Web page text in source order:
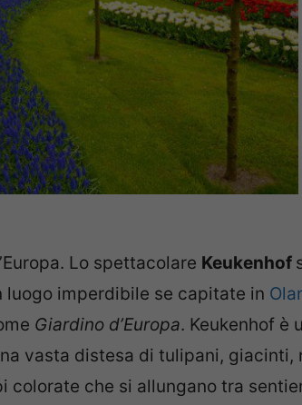
Lo spettacolare Keukenhof
luogo imperdibile se capitate in
Giardino d’Europa. Keukenhof è
vasta distesa di tulipani, giacinti,
che si allungano tra